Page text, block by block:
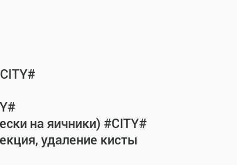
на яичники) #CITY#
удаление кисты